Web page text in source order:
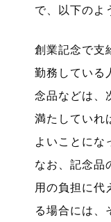
で、以下のよ
創業記念で支
勤務している
念品などは、
満たしていれ
よいことにな
なお、記念品
用の負担に代
る場合には、